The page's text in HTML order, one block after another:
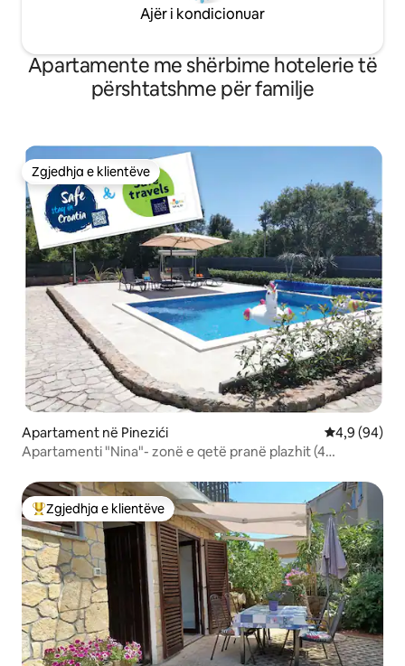
Ajër i kondicionuar
Apartamente me shërbime hotelerie të
përshtatshme për familje
Zgjedhja e klientëve
Zgjedhja e klientëve
Apartament në Pinezići Vlerësimi
4,9 (94)
Apartamenti "Nina"- zonë e qetë pranë plazhit (4
Më të mirat e zgjedhjeve të klientëve
Zgjedhja e klientëve